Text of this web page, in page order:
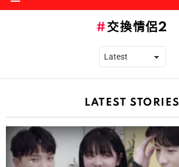
交換情侶2
LATEST STORIES